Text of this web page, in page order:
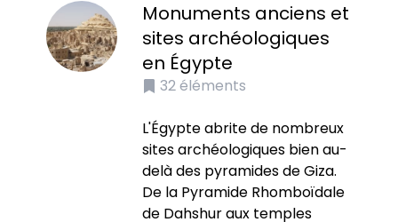
Monuments anciens et
sites archéologiques
en Égypte
32éléments
L'Égypte abrite de nombreux
sites archéologiques bien au-
delà des pyramides de Giza.
De la Pyramide Rhomboïdale
de Dahshur aux temples